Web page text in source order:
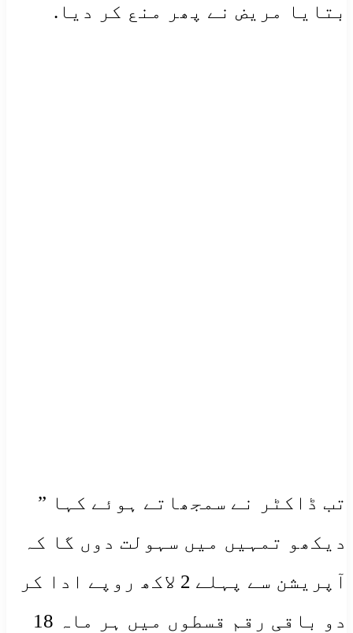
بتایا مریض نے پھر منع کر دیا.
تب ڈاکٹر نے سمجھاتے ہوئے کہا ”
دیکھو تمہیں میں سہولت دوں گا کہ
آپریشن سے پہلے 2 لاکھ روپے ادا کر
دو باقی رقم قسطوں میں ہر ماہ 18